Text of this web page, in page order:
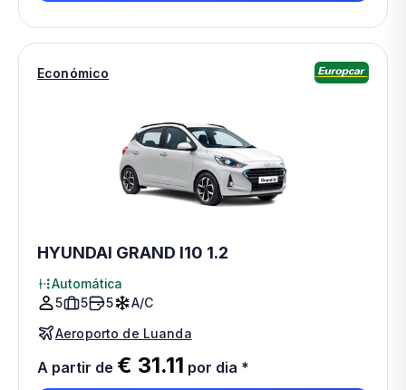
Económico
HYUNDAI GRAND I10 1.2
Automática
5
5 5
A/C
Aeroporto de Luanda
A partir de € 31.11 por dia *